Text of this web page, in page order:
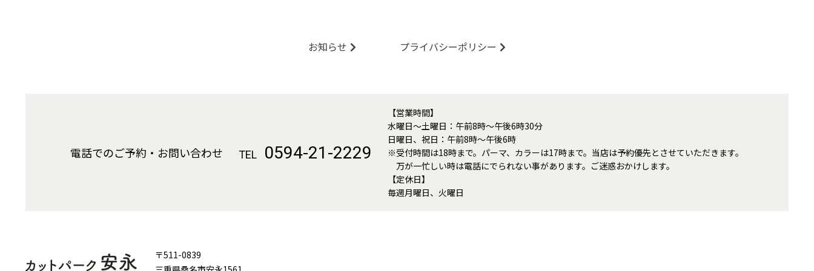
お知らせ プライバシーポリシー
電話でのご予約・お問い合わせ TEL 0594-21-2229
【営業時間】
水曜日～土曜日：午前8時〜午後6時30分
日曜日、祝日：午前8時～午後6時
※受付時間は18時まで。パーマ、カラーは17時まで。当店は予約優先とさせていただきます。
万が一忙しい時は電話にでられない事があります。ご迷惑おかけします。
【定休日】
毎週月曜日、火曜日
〒511-0839